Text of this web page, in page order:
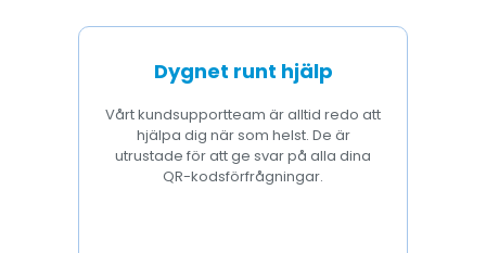
Dygnet runt hjälp
Vårt kundsupportteam är alltid redo att
hjälpa dig när som helst. De är
utrustade för att ge svar på alla dina
QR-kodsförfrågningar.